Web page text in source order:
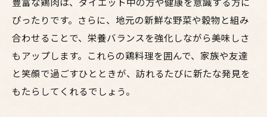
ぴったりです。さらに、地元の新鮮な野菜や穀物と組み
合わせることで、栄養バランスを強化しながら美味しさ
もアップします。これらの鶏料理を囲んで、家族や友達
と笑顔で過ごすひとときが、訪れるたびに新たな発見を
もたらしてくれるでしょう。